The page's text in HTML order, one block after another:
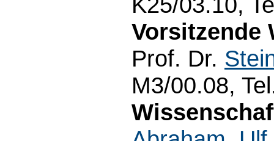
Vorsitzende
Prof. Dr.
M3/00.08,